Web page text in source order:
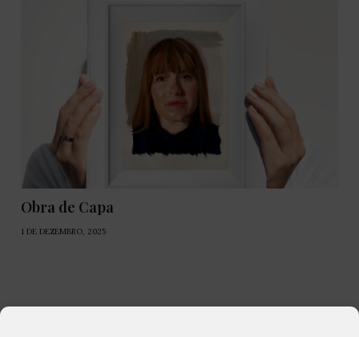
Obra de Capa
1 DE DEZEMBRO, 2025